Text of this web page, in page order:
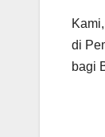
di
bagi